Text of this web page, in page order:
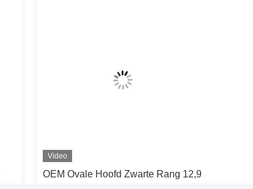
Video
OEM Ovale Hoofd Zwarte Rang 12,9